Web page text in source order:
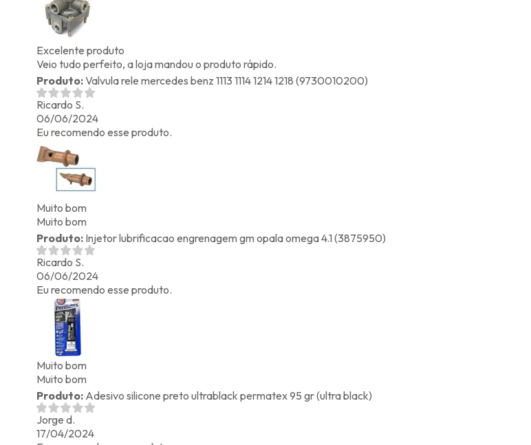
Excelente produto
Veio tudo perfeito, a loja mandou o produto rápido.
Produto:Valvula rele mercedes benz 1113 1114 1214 1218 (9730010200)
Ricardo S.
06/06/2024
Eu recomendo esse produto.
Muito bom
Muito bom
Produto: Injetor lubrificacao engrenagem gm opala omega 4.1 (3875950)
Ricardo S.
06/06/2024
Eu recomendo esse produto.
Muito bom
Muito bom
Produto: Adesivo silicone preto ultrablack permatex 95 gr (ultra black)
Jorge d.
17/04/2024